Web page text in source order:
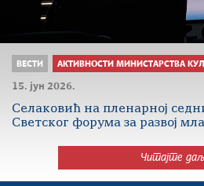
ВЕСТИ АКТИВНОСТИ МИНИСТАРСТВА
15. јун 2026.
Селаковић на пленарној
Светског форума за развој
Читајте